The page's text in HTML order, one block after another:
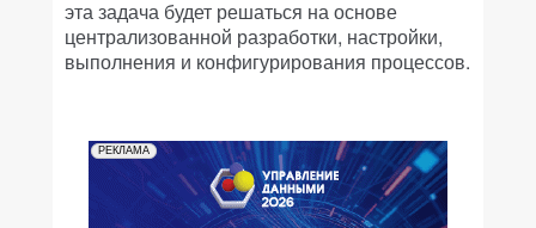
эта задача будет решаться на основе
централизованной разработки, настройки,
выполнения и конфигурирования процессов.
РЕКЛАМА